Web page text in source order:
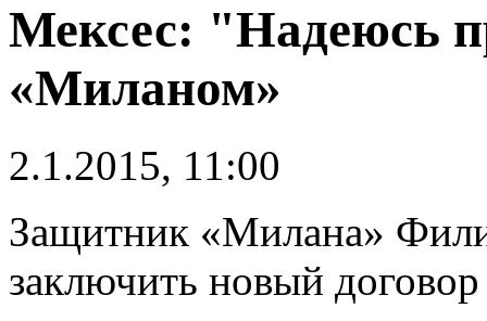
Мексес: "Надеюсь
«Миланом»
2.1.2015, 11:00
Защитник «Милана»
заключить новый